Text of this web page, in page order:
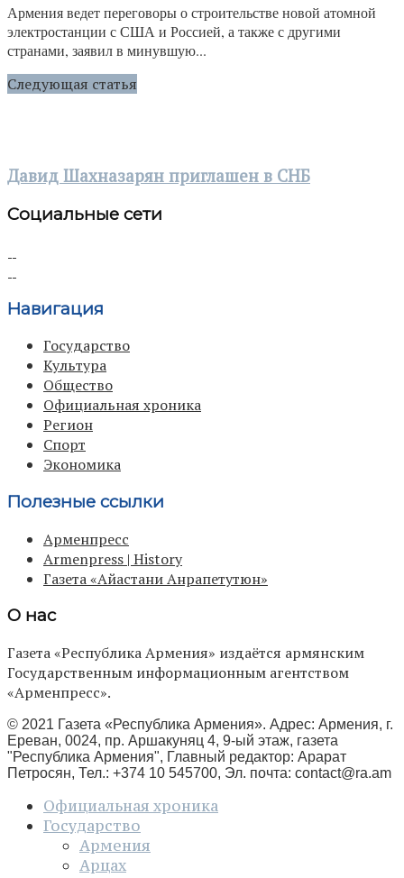
Армения ведет переговоры о строительстве новой атомной
электростанции с США и Россией, а также с другими
странами, заявил в минувшую...
Следующая статья
Давид Шахназарян приглашен в СНБ
Социальные сети
Навигация
Государство
Культура
Общество
Официальная хроника
Регион
Спорт
Экономика
Полезные ссылки
Арменпресс
Armenpress | History
Газета «Айастани Анрапетутюн»
О нас
Газета «Республика Армения» издаётся армянским
Государственным информационным агентством
«Арменпресс».
© 2021 Газета «Республика Армения». Адрес: Армения, г.
Ереван, 0024, пр. Аршакуняц 4, 9-ый этаж, газета
"Республика Армения", Главный редактор: Арарат
Петросян, Тел.: +374 10 545700, Эл. почта: contact@ra.am
Официальная хроника
Государство
Армения
Арцах